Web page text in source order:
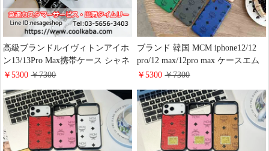
高級ブランドルイヴィトンアイホ
ン13/13Pro Max携帯ケース シャネ
ル iphone12ケース YSL アイフォ
型 MCM iphone 12mini 携帯ケース
iPhone XS XR XSMAXケース シャ
ネル サンローラン MCM ギャラク
シーS20 S8 S9PLUSケース セレブ
愛用 お洒落 iphone8plus s8plusケー
￥5300￥7300
ブランド 韓国 MCM iphone12/12
pro/12 max/12pro max ケースエム
シーエムmcm11 11pro アイフォン
ケース 超薄い iPhone xs/xr 携帯カ
バー おしゃれ
￥5300￥7300